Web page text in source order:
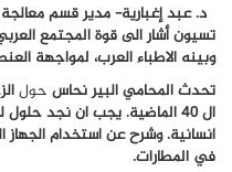
د. عبد إغبارية- مدير قسم
تسيون أشار الى قوة المجتمع
وبينه الاطباء العرب، لمواجهة
تحدث المحامي البير نحاسحول
ال 40 الماضية. يجب ان نجد
انسانية. وشرح عن استخدام
في المطارات.